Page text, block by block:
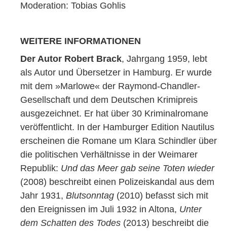
Moderation: Tobias Gohlis
WEITERE INFORMATIONEN
Der Autor Robert Brack, Jahrgang 1959, lebt
als Autor und Übersetzer in Hamburg. Er wurde
mit dem »Marlowe« der Raymond-Chandler-
Gesellschaft und dem Deutschen Krimipreis
ausgezeichnet. Er hat über 30 Kriminalromane
veröffentlicht. In der Hamburger Edition Nautilus
erscheinen die Romane um Klara Schindler über
die politischen Verhältnisse in der Weimarer
Republik: Und das Meer gab seine Toten wieder
(2008) beschreibt einen Polizeiskandal aus dem
Jahr 1931, Blutsonntag (2010) befasst sich mit
den Ereignissen im Juli 1932 in Altona, Unter
dem Schatten des Todes (2013) beschreibt die